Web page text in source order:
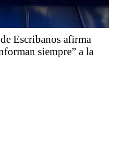
Escribanos afirma
siempre” a la